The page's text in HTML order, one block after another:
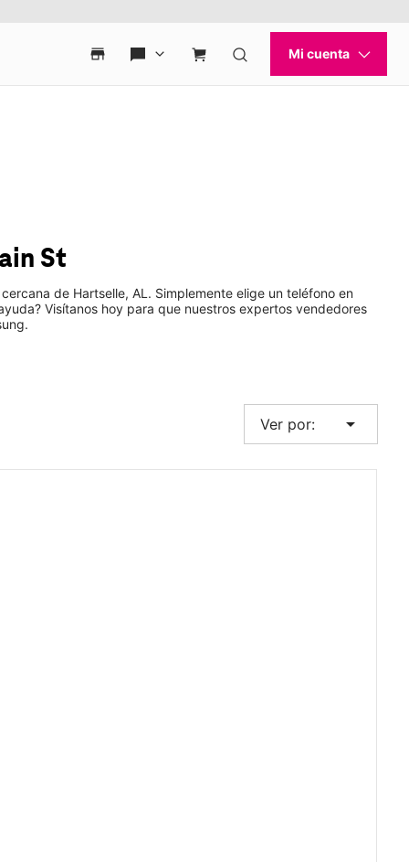
St
de Hartselle, AL. Simplemente elige un teléfono en
Visítanos hoy para que nuestros expertos vendedores
Ver por: arrow_drop_down